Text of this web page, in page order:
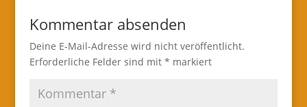
Kommentar absenden
Deine E-Mail-Adresse wird nicht veröffentlicht.
Erforderliche Felder sind mit * markiert